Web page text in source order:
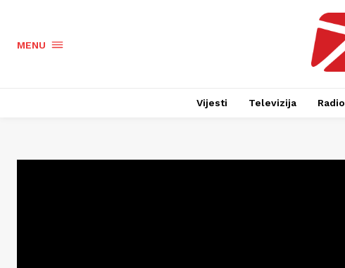
MENU
Vijesti Televizija Radio